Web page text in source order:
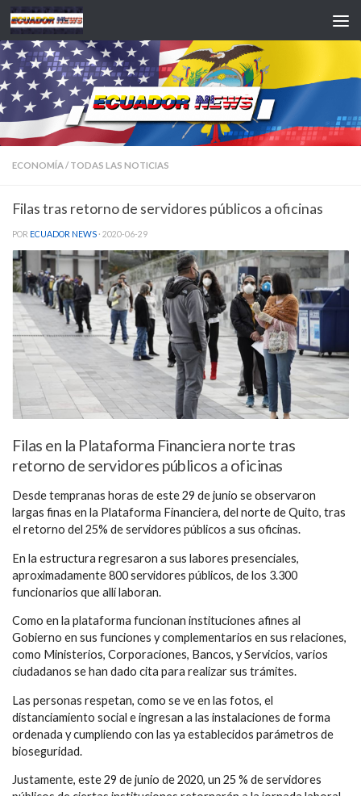
Saltar al contenido
ECONOMÍA/ TODAS LAS NOTICIAS
Filas tras retorno de servidores públicos a oficinas
POR ECUADOR NEWS · 2020-06-29
Filas en la Plataforma Financiera norte tras
retorno de servidores públicos a oficinas
Desde tempranas horas de este 29 de junio se observaron
largas finas en la Plataforma Financiera, del norte de Quito, tras
el retorno del 25% de servidores públicos a sus oficinas.
En la estructura regresaron a sus labores presenciales,
aproximadamente 800 servidores públicos, de los 3.300
funcionarios que allí laboran.
Como en la plataforma funcionan instituciones afines al
Gobierno en sus funciones y complementarios en sus relaciones,
como Ministerios, Corporaciones, Bancos, y Servicios, varios
ciudadanos se han dado cita para realizar sus trámites.
Las personas respetan, como se ve en las fotos, el
distanciamiento social e ingresan a las instalaciones de forma
ordenada y cumpliendo con las ya establecidos parámetros de
bioseguridad.
Justamente, este 29 de junio de 2020, un 25 % de servidores